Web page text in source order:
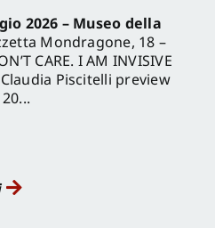
2026 – Museo della
Mondragone, 18 –
CARE. I AM INVISIVE
Claudia Piscitelli preview